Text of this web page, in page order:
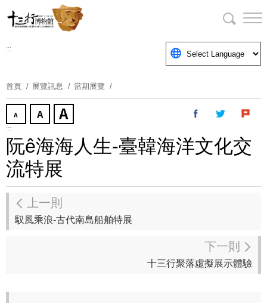
要
塊
:::
首頁 展覽訊息 當期展覽
:::
阮ê海海人生-臺韓海洋文化交
流特展
上一則
馭風乘浪-古代南島船舶特展
下一則
十三行聚落虛擬展示體驗